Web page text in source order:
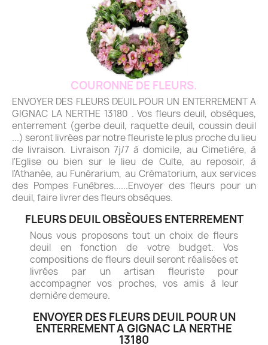
COURONNE DE FLEURS.
ENVOYER DES FLEURS DEUIL POUR UN ENTERREMENT A
GIGNAC LA NERTHE 13180 . Vos fleurs deuil, obsèques,
enterrement (gerbe deuil, raquette deuil, coussin deuil
...) seront livrées par notre fleuriste le plus proche du lieu
de livraison. Livraison 7j/7 à domicile, au Cimetière, à
l'Eglise ou bien sur le lieu de Culte, au reposoir, à
l'Athanée, au Funérarium, au Crématorium, aux services
des Pompes Funèbres......Envoyer des fleurs pour un
deuil, faire livrer des fleurs obsèques.
FLEURS DEUIL OBSÈQUES ENTERREMENT
Nous vous proposons tout un choix de fleurs
deuil en fonction de votre budget. Vos
compositions de fleurs deuil seront réalisées et
livrées par un artisan fleuriste pour
accompagner vos proches, vos amis à leur
dernière demeure.
ENVOYER DES FLEURS DEUIL POUR UN
ENTERREMENT A GIGNAC LA NERTHE
13180